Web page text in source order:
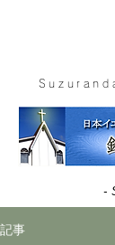
-
記事